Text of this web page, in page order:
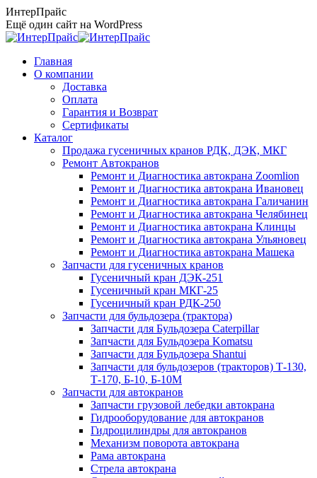
Перейти
к
содержанию
ИнтерПрайс
Ещё один сайт на WordPress
Главная
О компании
Доставка
Оплата
Гарантия и Возврат
Сертификаты
Каталог
Продажа гусеничных кранов РДК, ДЭК, МКГ
Ремонт Автокранов
Ремонт и Диагностика автокрана Zoomlion
Ремонт и Диагностика автокрана Ивановец
Ремонт и Диагностика автокрана Галичанин
Ремонт и Диагностика автокрана Челябинец
Ремонт и Диагностика автокрана Клинцы
Ремонт и Диагностика автокрана Ульяновец
Ремонт и Диагностика автокрана Машека
Запчасти для гусеничных кранов
Гусеничный кран ДЭК-251
Гусеничный кран МКГ-25
Гусеничный кран РДК-250
Запчасти для бульдозера (трактора)
Запчасти для Бульдозера Caterpillar
Запчасти для Бульдозера Komatsu
Запчасти для Бульдозера Shantui
Запчасти для бульдозеров (тракторов) Т-130,
Т-170, Б-10, Б-10М
Запчасти для автокранов
Запчасти грузовой лебедки автокрана
Гидрооборудование для автокранов
Гидроцилиндры для автокранов
Механизм поворота автокрана
Рама автокрана
Стрела автокрана